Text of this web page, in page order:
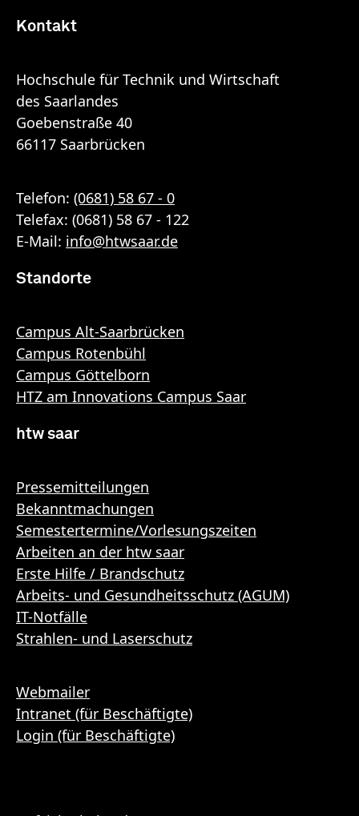
Kontakt
Hochschule für Technik und Wirtschaft
des Saarlandes
Goebenstraße 40
66117 Saarbrücken
Telefon: (0681) 58 67 - 0
Telefax: (0681) 58 67 - 122
E-Mail: info@htwsaar.de
Standorte
Campus Alt-Saarbrücken
Campus Rotenbühl
Campus Göttelborn
HTZ am Innovations Campus Saar
htw saar
Pressemitteilungen
Bekanntmachungen
Semestertermine/Vorlesungszeiten
Arbeiten an der htw saar
Erste Hilfe / Brandschutz
Arbeits- und Gesundheitsschutz (AGUM)
IT-Notfälle
Strahlen- und Laserschutz
Webmailer
Intranet (für Beschäftigte)
Login (für Beschäftigte)